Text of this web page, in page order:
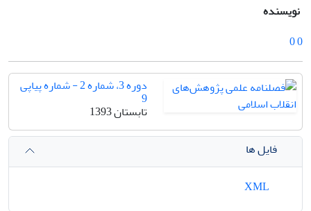
نویسنده
0 0
دوره 3، شماره 2 - شماره پیاپی
9
تابستان 1393
فایل ها